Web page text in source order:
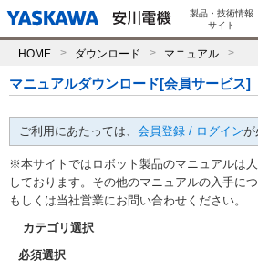
製品・技術情報
サイト
HOME ダウンロード マニュアル
マニュアルダウンロード[会員サービス]
ご利用にあたっては、 会員登録 / ログインが
※本サイトではロボット製品のマニュアルは
しております。その他のマニュアルの入手に
もしくは当社営業にお問い合わせください。
カテゴリ選択
必須選択